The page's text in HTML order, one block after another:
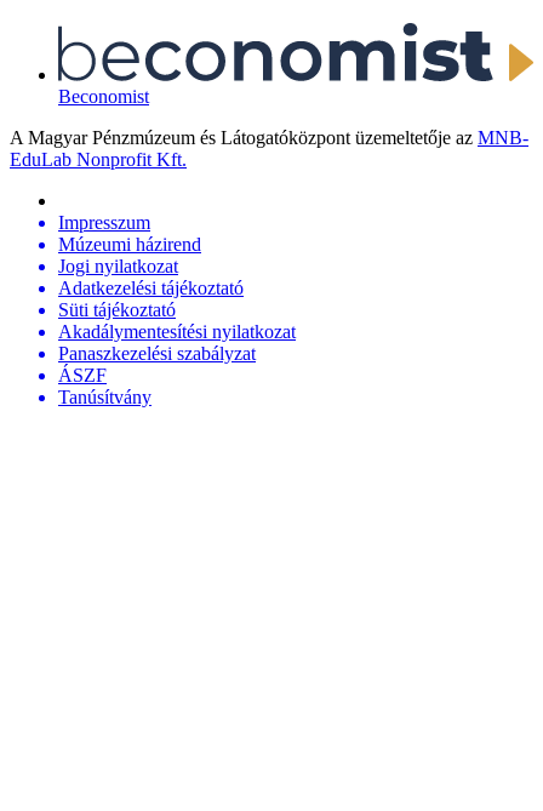
Beconomist
A Magyar Pénzmúzeum és Látogatóközpont üzemeltetője az MNB-
EduLab Nonprofit Kft.
Impresszum
Múzeumi házirend
Jogi nyilatkozat
Adatkezelési tájékoztató
Süti tájékoztató
Akadálymentesítési nyilatkozat
Panaszkezelési szabályzat
ÁSZF
Tanúsítvány